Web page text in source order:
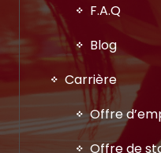
F.A.Q
Blog
Carrière
Offre
Offre de